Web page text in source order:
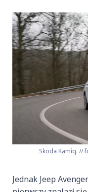
Skoda Kamiq. //
Jednak Jeep